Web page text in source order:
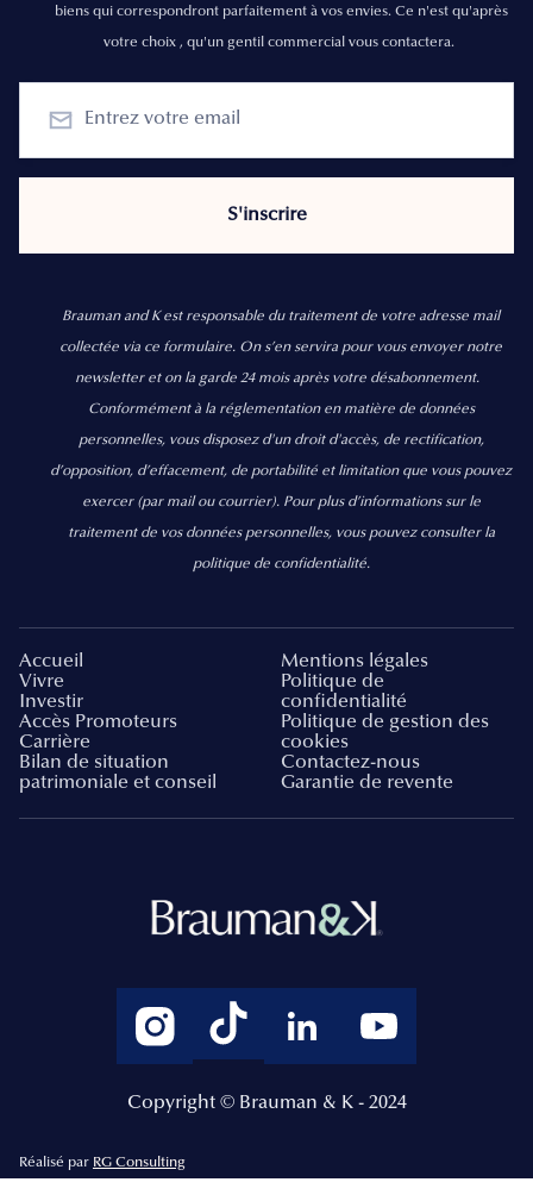
biens qui correspondront parfaitement à vos envies. Ce n'est qu'après
votre choix , qu'un gentil commercial vous contactera.
Brauman and K est responsable du traitement de votre adresse mail
collectée via ce formulaire. On s’en servira pour vous envoyer notre
newsletter et on la garde 24 mois après votre désabonnement.
Conformément à la réglementation en matière de données
personnelles, vous disposez d'un droit d'accès, de rectification,
d’opposition, d’effacement, de portabilité et limitation que vous pouvez
exercer (par mail ou courrier). Pour plus d’informations sur le
traitement de vos données personnelles, vous pouvez consulter la
politique de confidentialité.
Accueil
Vivre
Investir
Accès Promoteurs
Carrière
Bilan de situation
patrimoniale et conseil
Mentions légales
Politique de
confidentialité
Politique de gestion des
cookies
Contactez-nous
Garantie de revente
Copyright © Brauman & K - 2024
Réalisé par RG Consulting